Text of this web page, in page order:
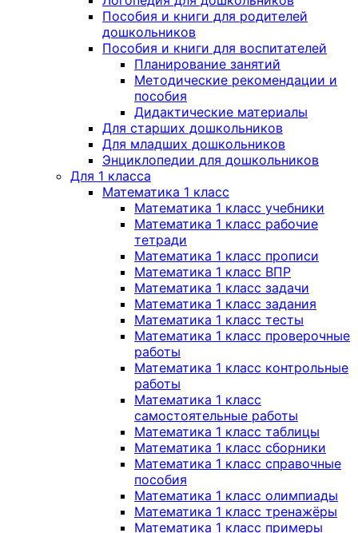
Пособия и книги для родителей
дошкольников
Пособия и книги для воспитателей
Планирование занятий
Методические рекомендации и
пособия
Дидактические материалы
Для старших дошкольников
Для младших дошкольников
Энциклопедии для дошкольников
Для 1 класса
Математика 1 класс
Математика 1 класс учебники
Математика 1 класс рабочие
тетради
Математика 1 класс прописи
Математика 1 класс ВПР
Математика 1 класс задачи
Математика 1 класс задания
Математика 1 класс тесты
Математика 1 класс проверочные
работы
Математика 1 класс контрольные
работы
Математика 1 класс
самостоятельные работы
Математика 1 класс таблицы
Математика 1 класс сборники
Математика 1 класс справочные
пособия
Математика 1 класс олимпиады
Математика 1 класс тренажёры
Математика 1 класс примеры